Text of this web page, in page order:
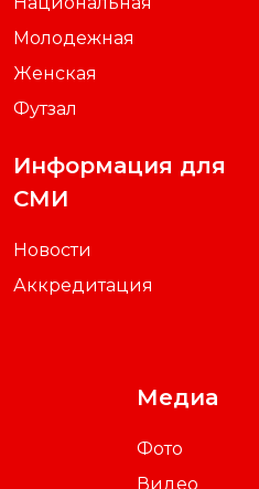
Молодежная
Женская
Футзал
Информация для
СМИ
Новости
Аккредитация
Медиа
Фото
Видео